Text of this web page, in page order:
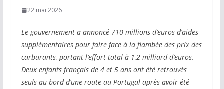
22 mai 2026
Le gouvernement a annoncé 710 millions d’euros d’aides
supplémentaires pour faire face à la flambée des prix des
carburants, portant l’effort total à 1,2 milliard d’euros.
Deux enfants français de 4 et 5 ans ont été retrouvés
seuls au bord d’une route au Portugal après avoir été